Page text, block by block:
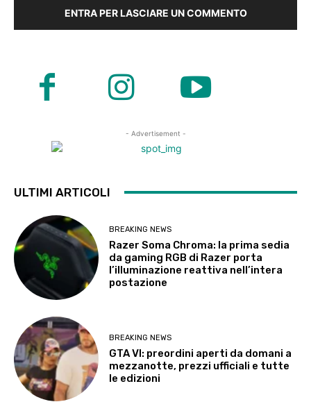
ENTRA PER LASCIARE UN COMMENTO
- Advertisement -
ULTIMI ARTICOLI
BREAKING NEWS
Razer Soma Chroma: la prima sedia
da gaming RGB di Razer porta
l’illuminazione reattiva nell’intera
postazione
BREAKING NEWS
GTA VI: preordini aperti da domani a
mezzanotte, prezzi ufficiali e tutte
le edizioni